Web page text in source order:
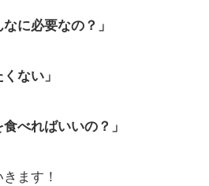
に必要なの？」
ない」
べればいいの？」
ます！